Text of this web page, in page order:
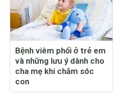
Bệnh viêm phổi ở trẻ em
và những lưu ý dành cho
cha mẹ khi chăm sóc
con